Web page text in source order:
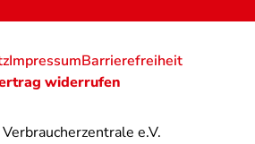
Verbraucherzentrale e.V.
ImpressumBarrierefreiheit
widerrufen